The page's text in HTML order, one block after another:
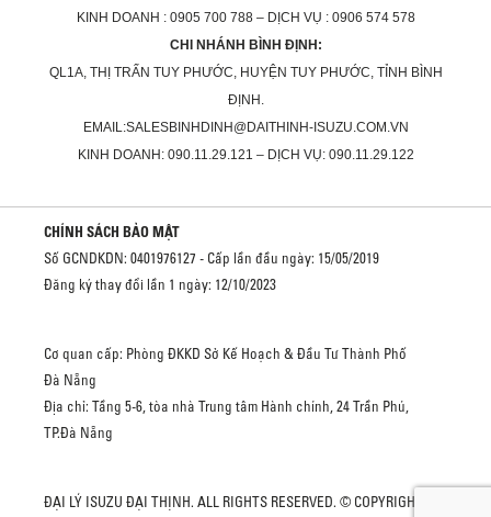
KINH DOANH : 0905 700 788 – DỊCH VỤ : 0906 574 578
CHI NHÁNH BÌNH ĐỊNH:
QL1A, THỊ TRẤN TUY PHƯỚC, HUYỆN TUY PHƯỚC, TỈNH BÌNH
ĐỊNH.
EMAIL:SALESBINHDINH@DAITHINH-ISUZU.COM.VN
KINH DOANH: 090.11.29.121 – DỊCH VỤ: 090.11.29.122
CHÍNH SÁCH BẢO MẬT
Số GCNDKDN: 0401976127 - Cấp lần đầu ngày: 15/05/2019
Đăng ký thay đổi lần 1 ngày: 12/10/2023
Cơ quan cấp: Phòng ĐKKD Sở Kế Hoạch & Đầu Tư Thành Phố
Đà Nẵng
Địa chỉ: Tầng 5-6, tòa nhà Trung tâm Hành chính, 24 Trần Phú,
TP.Đà Nẵng
ĐẠI LÝ ISUZU ĐẠI THỊNH. ALL RIGHTS RESERVED. © COPYRIGHT